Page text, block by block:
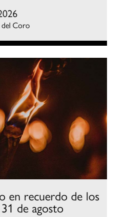
del Coro
en recuerdo de los
de agosto